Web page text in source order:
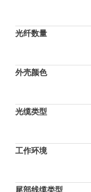
光纤数量
外壳颜色
光缆类型
工作环境
尾部线缆类型